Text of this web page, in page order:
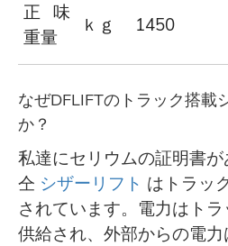
正味
重量
ｋｇ 1450
なぜDFLIFTのトラック搭載
か？
私達にセリウムの証明書が
仝 シザーリフト はトラッ
されています。電力はト
供給され、外部からの電力